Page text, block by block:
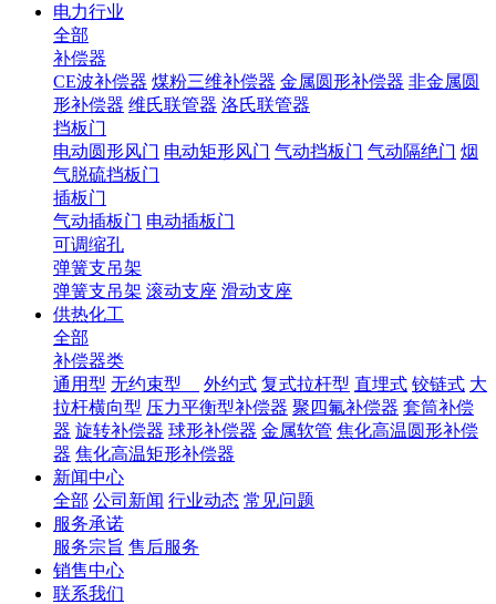
电力行业
全部
补偿器
CE波补偿器 煤粉三维补偿器 金属圆形补偿器 非金属圆
形补偿器 维氏联管器 洛氏联管器
挡板门
电动圆形风门 电动矩形风门 气动挡板门 气动隔绝门 烟
气脱硫挡板门
插板门
气动插板门 电动插板门
可调缩孔
弹簧支吊架
弹簧支吊架 滚动支座 滑动支座
供热化工
全部
补偿器类
通用型 无约束型 外约式 复式拉杆型 直埋式 铰链式 大
拉杆横向型 压力平衡型补偿器 聚四氟补偿器 套筒补偿
器 旋转补偿器 球形补偿器 金属软管 焦化高温圆形补偿
器 焦化高温矩形补偿器
新闻中心
全部 公司新闻 行业动态 常见问题
服务承诺
服务宗旨 售后服务
销售中心
联系我们